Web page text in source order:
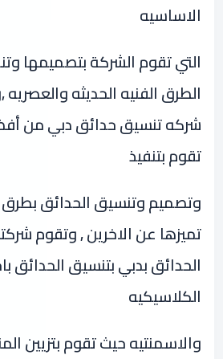
الاساسيه
التي تقوم الشركة بتصميمها
الطرق الفنيه الحديثه والعصريه
شركه تنسيق حدائق دبي من
تقوم بتنفيذ
وتصميم وتنسيق الحدائق
تميزها عن الاخرين , وتقوم
الحدائق بدبي بتنسيق الحدائق
الكلاسيكيه
والاسمنتيه حيث تقوم بتزيين